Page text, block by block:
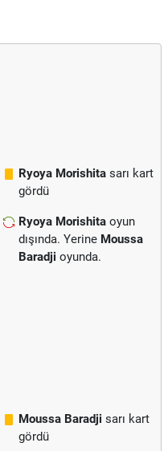
Ryoya Morishita sarı kart
gördü
Ryoya Morishita oyun
dışında. Yerine Moussa
Baradji oyunda.
Moussa Baradji sarı kart
gördü